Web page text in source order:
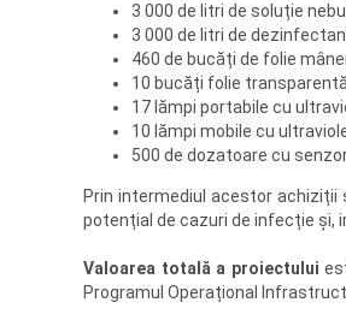
3 000 de litri de soluție
3 000 de litri de
460 de bucăți de folie
10 bucăți folie
17 lămpi portabile cu
10 lămpi mobile cu
500 de dozatoare cu
Prin intermediul acestor achiziții
potențial de cazuri de infecție și,
Valoarea totală a proiectului
Programul Operațional